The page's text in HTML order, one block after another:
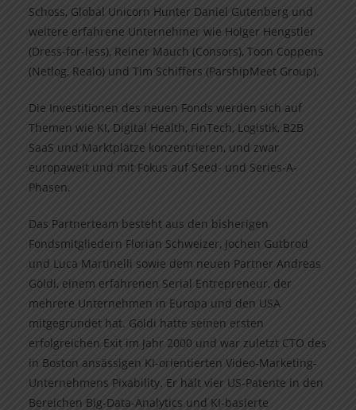
Schoss, Global Unicorn Hunter Daniel Gutenberg und
weitere erfahrene Unternehmer wie Holger Hengstler
(Dress-for-less), Reiner Mauch (Consors), Toon Coppens
(Netlog, Realo) und Tim Schiffers (ParshipMeet Group).
Die Investitionen des neuen Fonds werden sich auf
Themen wie KI, Digital Health, FinTech, Logistik, B2B
SaaS und Marktplätze konzentrieren, und zwar
europaweit und mit Fokus auf Seed- und Series-A-
Phasen.
Das Partnerteam besteht aus den bisherigen
Fondsmitgliedern Florian Schweizer, Jochen Gutbrod
und Luca Martinelli sowie dem neuen Partner Andreas
Göldi, einem erfahrenen Serial Entrepreneur, der
mehrere Unternehmen in Europa und den USA
mitgegründet hat. Göldi hatte seinen ersten
erfolgreichen Exit im Jahr 2000 und war zuletzt CTO des
in Boston ansässigen KI-orientierten Video-Marketing-
Unternehmens Pixability. Er hält vier US-Patente in den
Bereichen Big-Data-Analytics und KI-basierte